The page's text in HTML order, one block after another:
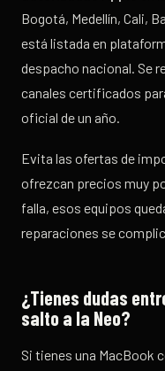
Bogotá, Medellín, Cali,
está listada en
despacho nacional. Se
canales certificados
oficial de un año.
Evita las ofertas de
ofrezcan precios muy
falla, esos equipos
reparaciones se
¿Tienes dudas
salto a la Neo?
Si tienes una MacBook